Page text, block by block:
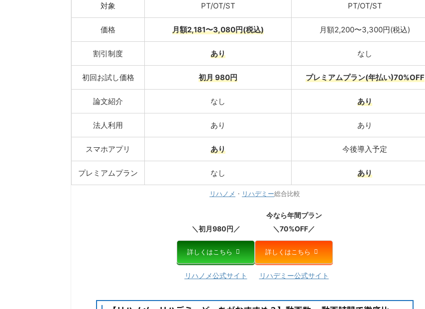
対象 PT/OT/ST PT/OT/ST
価格 月額2,181〜3,080円(税込) 月額2,200〜3,300円(税込)
割引制度 あり なし
初回お試し価格 初月 980円 プレミアムプラン(年払い)70%OFF
論文紹介 なし あり
法人利用 あり あり
スマホアプリ あり 今後導入予定
プレミアムプラン なし あり
リハノメ ・ リハデミー総合比較
＼初月980円／
詳しくはこちら
リハノメ公式サイト
今なら年間プラン
＼70%OFF／
詳しくはこちら
リハデミー公式サイト